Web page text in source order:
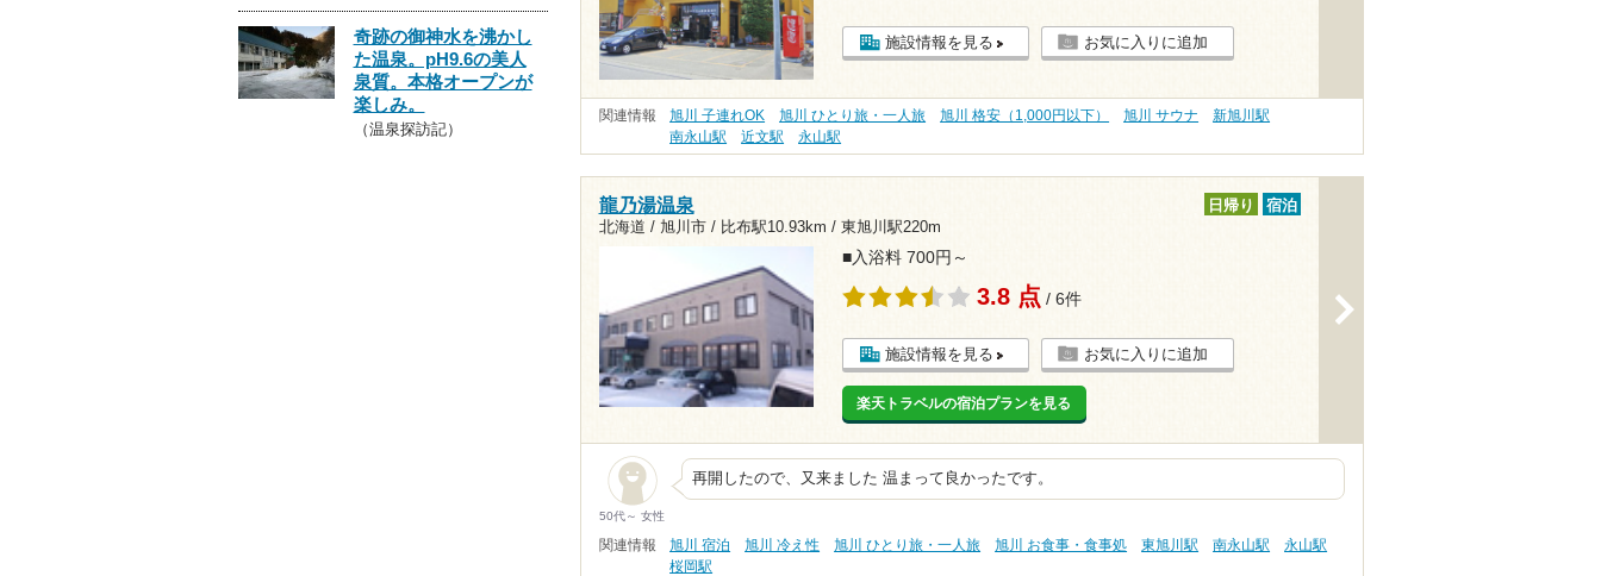
施設情報を見る お気に入りに追加
関連情報 旭川 子連れOK 旭川 ひとり旅・一人旅 旭川 格安（1,000円以下） 旭川 サウナ
新旭川駅
南永山駅
近文駅 永山駅
龍乃湯温泉
北海道 / 旭川市 / 比布駅10.93km / 東旭川駅220m
日帰り 宿泊
■入浴料 700円～
3.8 点 / 6件
施設情報を見る お気に入りに追加
楽天トラベルの宿泊プランを見る
50代～ 女性
再開したので、又来ました 温まって良かったです。
関連情報 旭川 宿泊 旭川 冷え性 旭川 ひとり旅・一人旅 旭川 お食事・食事処 東旭川駅 南永山駅
永山駅
桜岡駅
奇跡の御神水を沸かし
た温泉。pH9.6の美人
泉質。本格オープンが
楽しみ。
（温泉探訪記）